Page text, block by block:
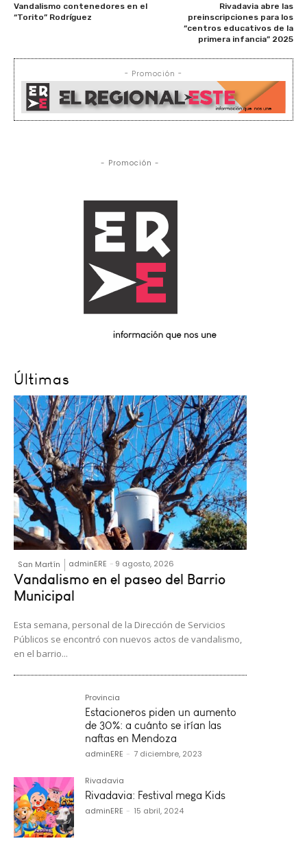
Vandalismo contenedores en el
“Torito” Rodríguez
Rivadavia abre las
preinscripciones para los
“centros educativos de la
primera infancia” 2025
- Promoción -
- Promoción -
Últimas
San Martín adminERE - 9 agosto, 2026
Vandalismo en el paseo del Barrio
Municipal
Esta semana, personal de la Dirección de Servicios
Públicos se encontró con nuevos actos de vandalismo,
en el barrio...
Provincia
Estacioneros piden un aumento
de 30%: a cuánto se irían las
naftas en Mendoza
adminERE - 7 diciembre, 2023
Rivadavia
Rivadavia: Festival mega Kids
adminERE - 15 abril, 2024